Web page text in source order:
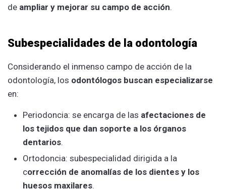
de ampliar y mejorar su campo de acción.
Subespecialidades de la odontología
Considerando el inmenso campo de acción de la
odontología, los odontólogos buscan especializarse
en:
Periodoncia: se encarga de las afectaciones de
los tejidos que dan soporte a los órganos
dentarios.
Ortodoncia: subespecialidad dirigida a la
corrección de anomalías de los dientes y los
huesos maxilares.